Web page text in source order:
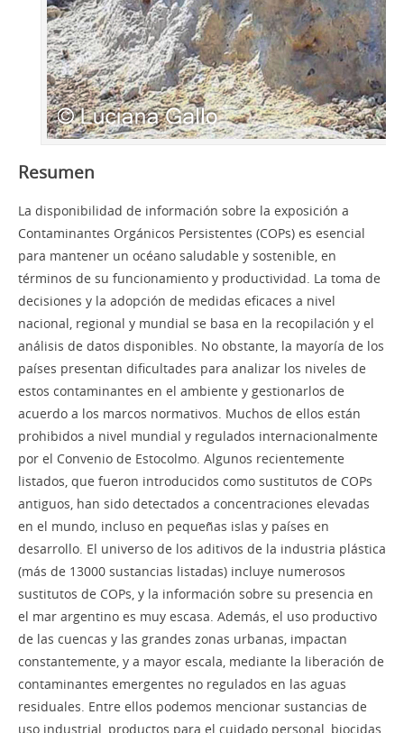
Resumen
La disponibilidad de información sobre la exposición a
Contaminantes Orgánicos Persistentes (COPs) es esencial
para mantener un océano saludable y sostenible, en
términos de su funcionamiento y productividad. La toma de
decisiones y la adopción de medidas eficaces a nivel
nacional, regional y mundial se basa en la recopilación y el
análisis de datos disponibles. No obstante, la mayoría de los
países presentan dificultades para analizar los niveles de
estos contaminantes en el ambiente y gestionarlos de
acuerdo a los marcos normativos. Muchos de ellos están
prohibidos a nivel mundial y regulados internacionalmente
por el Convenio de Estocolmo. Algunos recientemente
listados, que fueron introducidos como sustitutos de COPs
antiguos, han sido detectados a concentraciones elevadas
en el mundo, incluso en pequeñas islas y países en
desarrollo. El universo de los aditivos de la industria plástica
(más de 13000 sustancias listadas) incluye numerosos
sustitutos de COPs, y la información sobre su presencia en
el mar argentino es muy escasa. Además, el uso productivo
de las cuencas y las grandes zonas urbanas, impactan
constantemente, y a mayor escala, mediante la liberación de
contaminantes emergentes no regulados en las aguas
residuales. Entre ellos podemos mencionar sustancias de
uso industrial, productos para el cuidado personal, biocidas